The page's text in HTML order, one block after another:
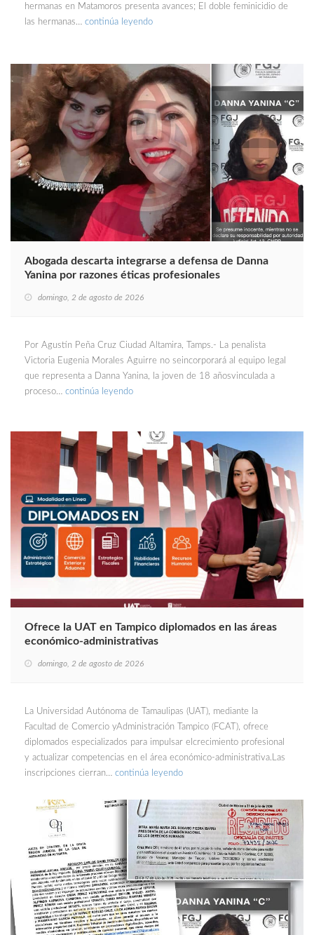
hermanas en Matamoros presenta avances; El doble feminicidio de
las hermanas… continúa leyendo
Abogada descarta integrarse a defensa de Danna
Yanina por razones éticas profesionales
domingo, 2 de agosto de 2026
Por Agustín Peña Cruz Ciudad Altamira, Tamps.- La penalista
Victoria Eugenia Morales Aguirre no seincorporará al equipo legal
que representa a Danna Yanina, la joven de 18 añosvinculada a
proceso… continúa leyendo
Ofrece la UAT en Tampico diplomados en las áreas
económico-administrativas
domingo, 2 de agosto de 2026
La Universidad Autónoma de Tamaulipas (UAT), mediante la
Facultad de Comercio yAdministración Tampico (FCAT), ofrece
diplomados especializados para impulsar elcrecimiento profesional
y actualizar competencias en el área económico-administrativa.Las
inscripciones cierran… continúa leyendo